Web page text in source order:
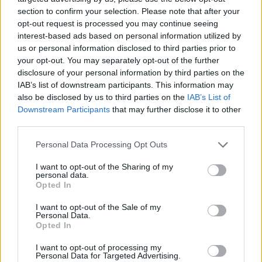
section to confirm your selection. Please note that after your
opt-out request is processed you may continue seeing
interest-based ads based on personal information utilized by
us or personal information disclosed to third parties prior to
your opt-out. You may separately opt-out of the further
disclosure of your personal information by third parties on the
IAB’s list of downstream participants. This information may
also be disclosed by us to third parties on the IAB’s List of
Downstream Participants that may further disclose it to other
Personal Data Processing Opt Outs
I want to opt-out of the Sharing of my
personal data.
Opted In
I want to opt-out of the Sale of my
Personal Data.
Opted In
I want to opt-out of processing my
Personal Data for Targeted Advertising.
Swędzące brodawki
Hej od paru dni ciągle swędzą mnie
brodawki..moze jakaś masc ?
Forum:Dla nastolatek
POWIĄZANE
embolizacja mięśniaków macicy
ropień gruczołu bartholina opryszczka